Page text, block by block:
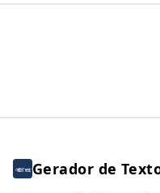
Gerador de